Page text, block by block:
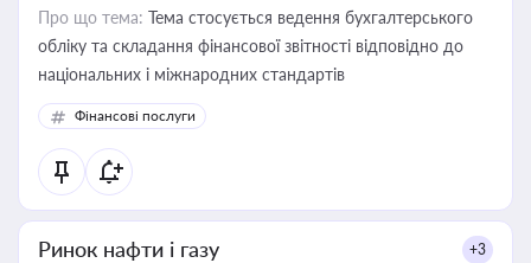
Про що тема: Тема стосується ведення бухгалтерського
обліку та складання фінансової звітності відповідно до
національних і міжнародних стандартів
Фінансові послуги
Ринок нафти і газу +3